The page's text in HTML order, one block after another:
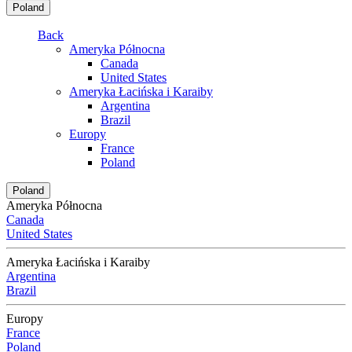
Poland
Back
Ameryka Północna
Canada
United States
Ameryka Łacińska i Karaiby
Argentina
Brazil
Europy
France
Poland
Poland
Ameryka Północna
Canada
United States
Ameryka Łacińska i Karaiby
Argentina
Brazil
Europy
France
Poland